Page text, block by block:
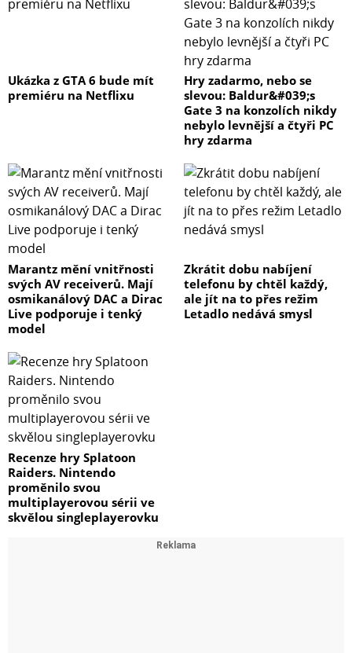
Ukázka z GTA 6 bude mít
premiéru na Netflixu
Hry zadarmo, nebo se
slevou: Baldur&#039;s
Gate 3 na konzolích nikdy
nebylo levnější a čtyři PC
hry zdarma
Marantz mění vnitřnosti
svých AV receiverů. Mají
osmikanálový DAC a Dirac
Live podporuje i tenký
model
Zkrátit dobu nabíjení
telefonu by chtěl každý,
ale jít na to přes režim
Letadlo nedává smysl
Recenze hry Splatoon
Raiders. Nintendo
proměnilo svou
multiplayerovou sérii ve
skvělou singleplayerovku